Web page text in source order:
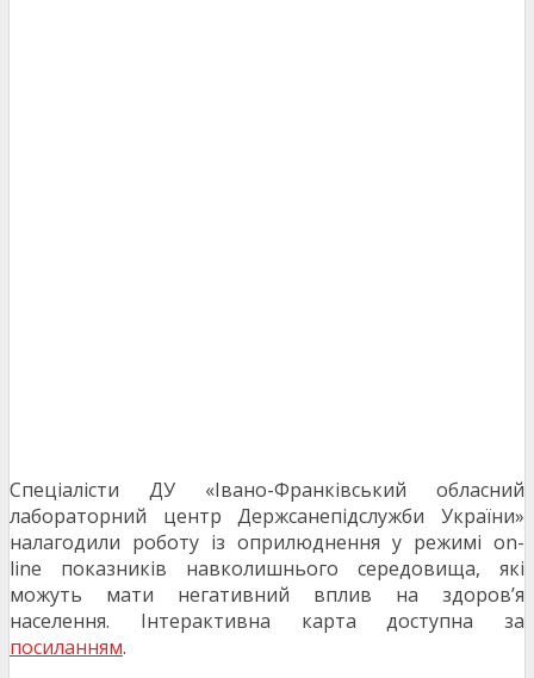
Спеціалісти ДУ «Івано-Франківський обласний
лабораторний центр Держсанепідслужби України»
налагодили роботу із оприлюднення у режимі on-
line показників навколишнього середовища, які
можуть мати негативний вплив на здоров’я
населення. Інтерактивна карта доступна за
посиланням.